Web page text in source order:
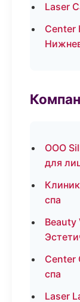
Laser
Center
ООО
для
спа
Center
спа
Laser